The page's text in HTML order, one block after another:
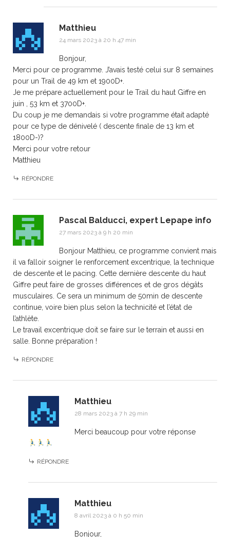
Matthieu
24 mars 2023 à 20 h 47 min
Bonjour,
Merci pour ce programme. J’avais testé celui sur 8 semaines
pour un Trail de 49 km et 1900D+.
Je me prépare actuellement pour le Trail du haut Giffre en
juin , 53 km et 3700D+.
Du coup je me demandais si votre programme était adapté
pour ce type de dénivelé ( descente finale de 13 km et
1800D-)?
Merci pour votre retour
Matthieu
RÉPONDRE
Pascal Balducci, expert Lepape info
27 mars 2023 à 9 h 20 min
Bonjour Matthieu, ce programme convient mais
il va falloir soigner le renforcement excentrique, la technique
de descente et le pacing. Cette dernière descente du haut
Giffre peut faire de grosses différences et de gros dégâts
musculaires. Ce sera un minimum de 50min de descente
continue, voire bien plus selon la technicité et l’état de
l’athlète.
Le travail excentrique doit se faire sur le terrain et aussi en
salle. Bonne préparation !
RÉPONDRE
Matthieu
28 mars 2023 à 7 h 29 min
Merci beaucoup pour votre réponse
RÉPONDRE
Matthieu
8 avril 2023 à 0 h 50 min
Bonjour,